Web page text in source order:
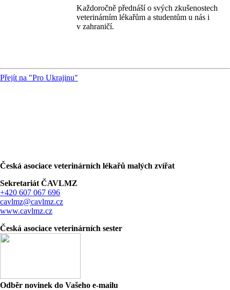
Každoročně přednáší o svých zkušenostech
veterinárním lékařům a studentům u nás i
v zahraničí.
Přejít na "Pro Ukrajinu"
Česká asociace veterinárních lékařů malých zvířat
Sekretariát ČAVLMZ
+420 607 067 696
cavlmz@cavlmz.cz
www.cavlmz.cz
Česká asociace veterinárních sester
Odběr novinek do Vašeho e-mailu